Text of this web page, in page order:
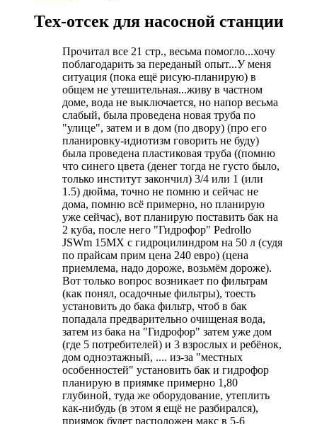
Тех-отсек для насосной станции
Прочитал все 21 стр., весьма помогло...хочу
поблагодарить за переданый опыт...У меня
ситуация (пока ещё рисую-планирую) в
общем не утешительная...живу в частном
доме, вода не выключается, но напор весьма
слабый, была проведена новая труба по
"улице", затем и в дом (по двору) (про его
планировку-идиотизм говорить не буду)
была проведена пластиковая труба ((помню
что синего цвета (денег тогда не густо было,
только институт закончил) 3/4 или 1 (или
1.5) дюйма, точно не помню и сейчас не
дома, помню всё примерно, но планирую
уже сейчас), вот планирую поставить бак на
2 куба, после него "Гидрофор" Pedrollo
JSWm 15MX с гидроцилиндром на 50 л (судя
по прайсам прим цена 240 евро) (цена
приемлема, надо дороже, возьмём дороже).
Вот только вопрос возникает по фильтрам
(как понял, осадочные фильтры), тоесть
установить до бака фильтр, чтоб в бак
попадала предварительно очищеная вода,
затем из бака на "Гидрофор" затем уже дом
(где 5 потребителей) и 3 взрослых и ребёнок,
дом одноэтажный, .... из-за "местных
особенностей" установить бак и гидрофор
планирую в приямке примерно 1,80
глубиной, туда же оборудование, утеплить
как-нибудь (в этом я ещё не разбирался),
приямок будет расположен макс в 5-6